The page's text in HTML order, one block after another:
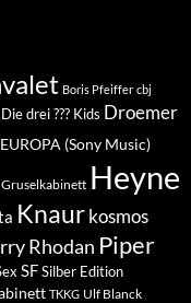
Boris Pfeiffer cbj
Die drei ??? Kids Droemer
EUROPA (Sony Music)
Gruselkabinett Heyne
Knaur kosmos
Rhodan Piper
SFSilber Edition
TKKG Ulf Blanck